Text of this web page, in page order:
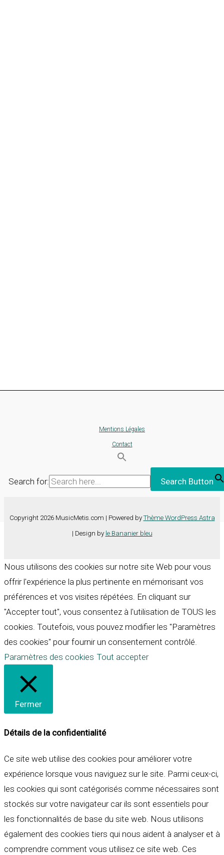
Mentions Légales
Contact
Search for: Search Button
Copyright 2026 MusicMetis.com | Powered by Thème WordPress Astra
| Design by le Bananier bleu
Nous utilisons des cookies sur notre site Web pour vous
offrir l'expérience la plus pertinente en mémorisant vos
préférences et vos visites répétées. En cliquant sur
"Accepter tout", vous consentez à l'utilisation de TOUS les
cookies. Toutefois, vous pouvez modifier les "Paramètres
des cookies" pour fournir un consentement contrôlé.
Paramètres des cookies Tout accepter
Fermer
Détails de la confidentialité
Ce site web utilise des cookies pour améliorer votre
expérience lorsque vous naviguez sur le site. Parmi ceux-ci,
les cookies qui sont catégorisés comme nécessaires sont
stockés sur votre navigateur car ils sont essentiels pour
les fonctionnalités de base du site web. Nous utilisons
également des cookies tiers qui nous aident à analyser et à
comprendre comment vous utilisez ce site web. Ces